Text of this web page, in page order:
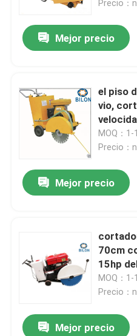
Precio：
Mejor precio
el piso
vio,
MOQ：1-
Precio：
Mejor precio
70cm
15hp
MOQ：1-
Precio：
Mejor precio